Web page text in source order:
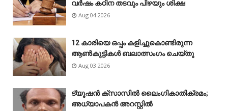
വർഷം കഠിന തടവും പിഴയും ശിക്ഷ
Aug 04 2026
12 കാരിയെ ഒപ്പം കളിച്ചുകൊണ്ടിരുന്ന
ആൺകുട്ടികൾ ബലാത്സംഗം ചെയ്‌തു
Aug 03 2026
ട്യൂഷൻ ക്സാസിൽ ലൈംഗികാതിക്രമം;
അധ്യാപകൻ അറസ്റ്റിൽ